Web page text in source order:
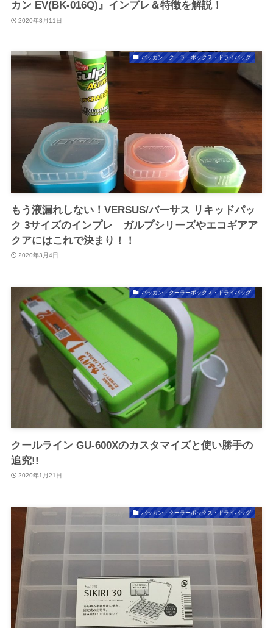
カン EV(BK-016Q)』インプレ＆特徴を解説！
2020年8月11日
バッカン・クーラーボックス・ドライバッグ
もう液漏れしない！VERSUS/バーサス リキッドパッ
ク 3サイズのインプレ ガルプシリーズやエコギアア
クアにはこれで決まり！！
2020年3月4日
バッカン・クーラーボックス・ドライバッグ
クールライン GU-600Xのカスタマイズと使い勝手の
追究!!
2020年1月21日
バッカン・クーラーボックス・ドライバッグ